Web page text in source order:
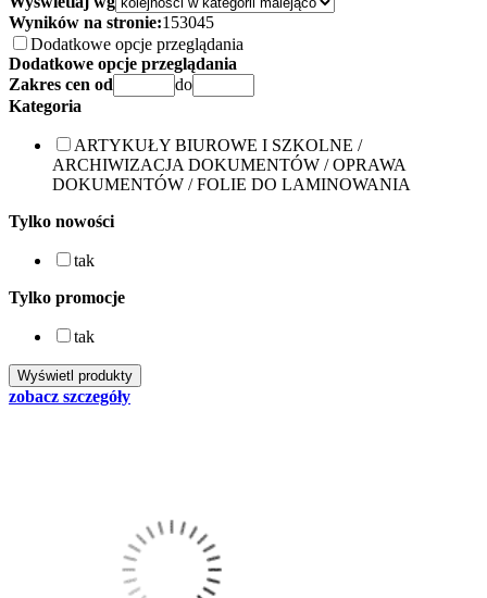
Wyników na stronie:153045
Dodatkowe opcje przeglądania
Dodatkowe opcje przeglądania
Zakres cen od
do
Kategoria
ARTYKUŁY BIUROWE I SZKOLNE /
ARCHIWIZACJA DOKUMENTÓW / OPRAWA
DOKUMENTÓW / FOLIE DO LAMINOWANIA
Tylko nowości
tak
Tylko promocje
tak
zobacz szczegóły